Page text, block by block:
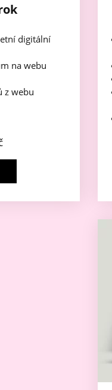
digitální
na webu
z webu